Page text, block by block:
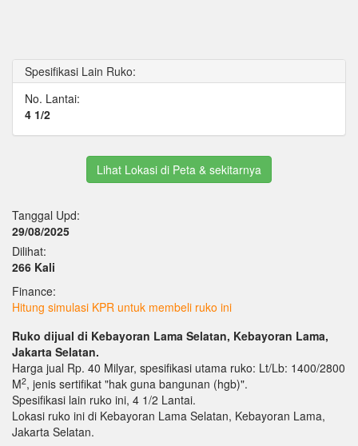
Spesifikasi Lain Ruko:
No. Lantai:
4 1/2
Lihat Lokasi di Peta & sekitarnya
Tanggal Upd:
29/08/2025
Dilihat:
266 Kali
Finance:
Hitung simulasi KPR untuk membeli ruko ini
Ruko dijual di Kebayoran Lama Selatan, Kebayoran Lama,
Jakarta Selatan.
Harga jual Rp. 40 Milyar, spesifikasi utama ruko: Lt/Lb: 1400/2800
M2, jenis sertifikat "hak guna bangunan (hgb)".
Spesifikasi lain ruko ini, 4 1/2 Lantai.
Lokasi ruko ini di Kebayoran Lama Selatan, Kebayoran Lama,
Jakarta Selatan.